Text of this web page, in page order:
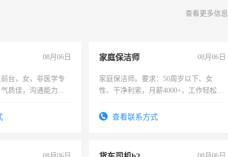
查看更多信息
08月06日
台，女，非医学专
质佳，沟通能力
家庭保洁师 08月06日
家庭保洁师。要求：50周岁以下、女
性、干净利索，月薪4000+，工作轻松，
太太等。查看联系方式